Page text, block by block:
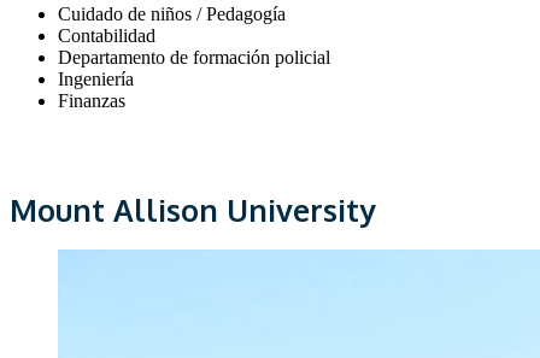
Cuidado de niños / Pedagogía
Contabilidad
Departamento de formación policial
Ingeniería
Finanzas
Mount Allison University